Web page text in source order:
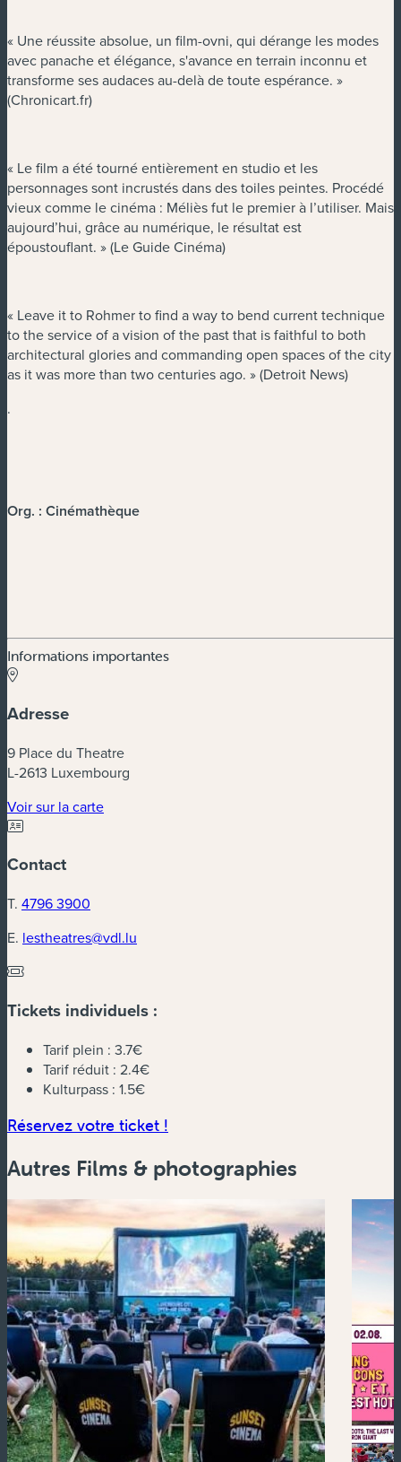
« Une réussite absolue, un film-ovni, qui dérange les modes
avec panache et élégance, s'avance en terrain inconnu et
transforme ses audaces au-delà de toute espérance. »
(Chronicart.fr)
« Le film a été tourné entièrement en studio et les
personnages sont incrustés dans des toiles peintes. Procédé
vieux comme le cinéma : Méliès fut le premier à l’utiliser. Mais
aujourd’hui, grâce au numérique, le résultat est
époustouflant. » (Le Guide Cinéma)
« Leave it to Rohmer to find a way to bend current technique
to the service of a vision of the past that is faithful to both
architectural glories and commanding open spaces of the city
as it was more than two centuries ago. » (Detroit News)
.
Org. : Cinémathèque
Informations importantes
Adresse
9 Place du Theatre
L-2613 Luxembourg
Voir sur la carte(nouvelle fenêtre)
Contact
T. 4796 3900
E. lestheatres@vdl.lu
Tickets individuels :
Tarif plein : 3.7€
Tarif réduit : 2.4€
Kulturpass : 1.5€
Réservez votre ticket !
Autres Films & photographies